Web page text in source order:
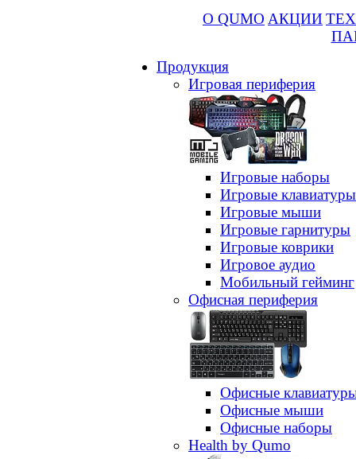
О QUMO АКЦИИ
Продукция
Игровая периферия
Игровые наборы
Игровые клавиатуры
Игровые мыши
Игровые гарнитуры
Игровые коврики
Игровое аудио
Мобильный гейминг
Офисная периферия
Офисные
Офисные мыши
Офисные наборы
Health by Qumo